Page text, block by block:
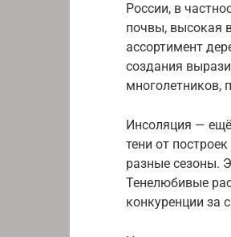
России, в
почвы, высокая
ассортимент
создания
многолетников,
Инсоляция —
тени от
разные сезоны.
Тенелюбивые
конкуренции за